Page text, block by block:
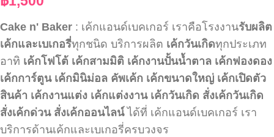
Cake n' Baker : เค้กแอนด์เบคเกอร์ เราคือโรงงานรับผลิต
เค้กและเบเกอรี่ทุกชนิด บริการผลิต เค้กวันเกิดทุกประเภท
อาทิ เค้กโฟโต้ เค้กสามมิติ เค้กงานปั้นน้ำตาล เค้กฟองดอง
เค้กการ์ตูน เค้กมินิม่อล คัพเค้ก เค้กขนาดใหญ่ เค้กเปิดตัว
สินค้า เค้กงานแต่ง เค้กแต่งงาน เค้กวันเกิด สั่งเค้กวันเกิด
สั่งเค้กด่วน สั่งเค้กออนไลน์ได้ที่ เค้กแอนด์เบคเกอร์ เรา
บริการด้านเค้กและเบเกอรี่ครบวงจร